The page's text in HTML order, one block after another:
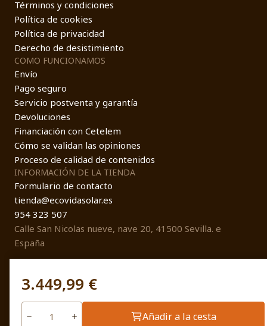
3.449,99 €
Añadir a la cesta
Términos y condiciones
Política de cookies
Política de privacidad
Derecho de desistimiento
COMO FUNCIONAMOS
Envío
Pago seguro
Servicio postventa y garantía
Devoluciones
Financiación con Cetelem
Cómo se validan las opiniones
Proceso de calidad de contenidos
INFORMACIÓN DE LA TIENDA
Formulario de contacto
tienda@ecovidasolar.es
954 323 507
Calle San Nicolas nueve, nave 20, 41500 Sevilla. e
España
© EcovidaSolar 2026